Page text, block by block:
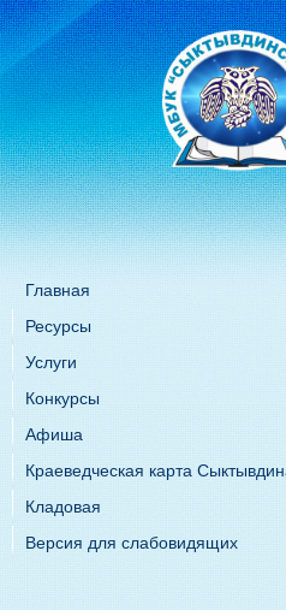
Главная
Ресурсы
Услуги
Конкурсы
Афиша
Краеведческая карта
Кладовая
Версия для слабовидящих